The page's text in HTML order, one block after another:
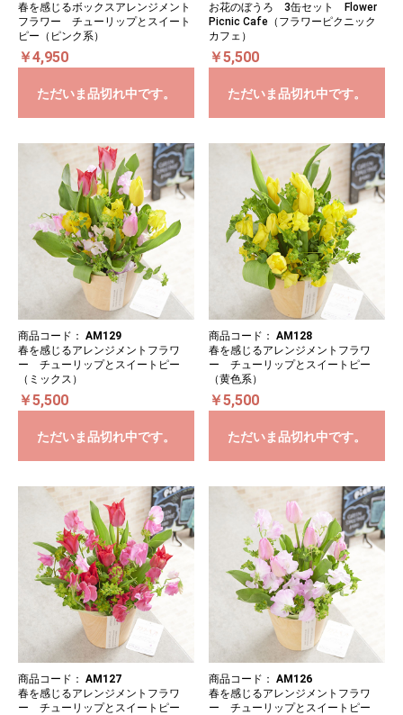
春を感じるボックスアレンジメント
フラワー チューリップとスイート
ピー（ピンク系）
￥4,950
ただいま品切れ中です。
お花のぼうろ 3缶セット Flower
Picnic Cafe（フラワーピクニック
カフェ）
￥5,500
ただいま品切れ中です。
商品コード： AM129
春を感じるアレンジメントフラワ
ー チューリップとスイートピー
（ミックス）
￥5,500
ただいま品切れ中です。
商品コード： AM128
春を感じるアレンジメントフラワ
ー チューリップとスイートピー
（黄色系）
￥5,500
ただいま品切れ中です。
商品コード： AM127
春を感じるアレンジメントフラワ
ー チューリップとスイートピー
商品コード： AM126
春を感じるアレンジメントフラワ
ー チューリップとスイートピー